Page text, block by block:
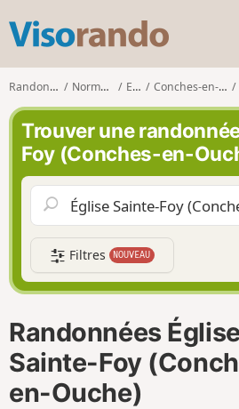
s
o
r
n
d
o
Randonnées Normandie Eure Conches-en-Ouche
Trouver une
Foy (Conches-en-
Filtres NOUVEAU
Randonnées Église
Sainte-Foy
en-Ouche)